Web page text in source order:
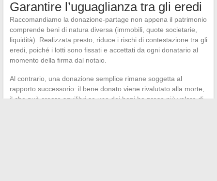
Garantire l’uguaglianza tra gli eredi
Raccomandiamo la donazione-partage non appena il patrimonio
comprende beni di natura diversa (immobili, quote societarie,
liquidità). Realizzata presto, riduce i rischi di contestazione tra gli
eredi, poiché i lotti sono fissati e accettati da ogni donatario al
momento della firma dal notaio.
Al contrario, una donazione semplice rimane soggetta al
rapporto successorio: il bene donato viene rivalutato alla morte,
il che può creare squilibri se uno dei beni ha preso più valore di